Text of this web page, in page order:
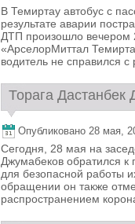
В Темиртау автобус с
результате аварии
ДТП произошло вечером
«АрселорМиттал
водитель не справился
Торага Дастанбек
Опубликовано 28 мая,
Сегодня, 28 мая на
Джумабеков обратился к
для безопасной работы
обращении он также
распространением